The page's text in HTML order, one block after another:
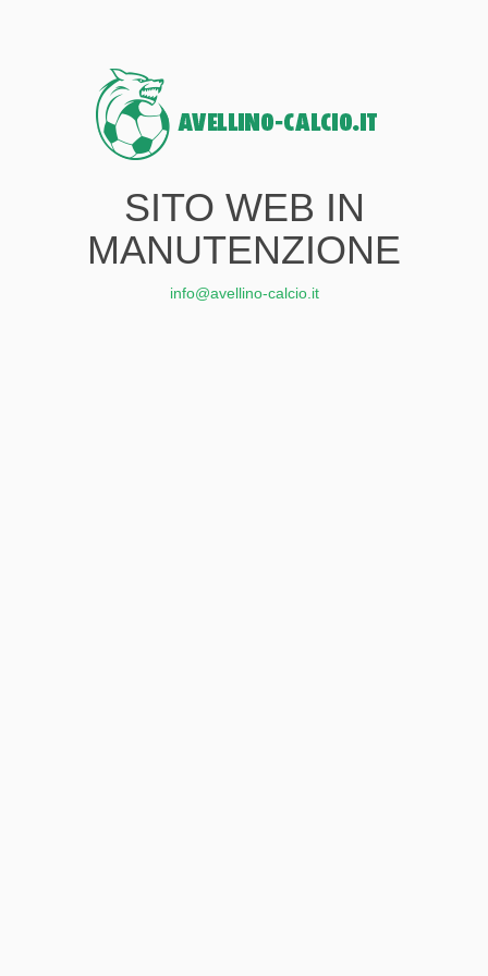
SITO WEB IN
MANUTENZIONE
info@avellino-calcio.it